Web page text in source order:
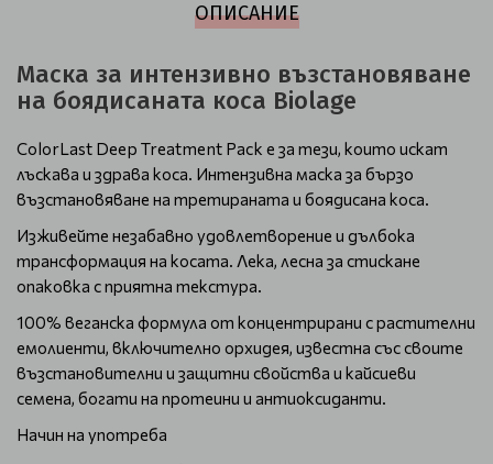
ОПИСАНИЕ
Маска за интензивно възстановяване
на боядисаната коса Biolage
ColorLast Deep Treatment Pack е за тези, които искат
лъскава и здрава коса. Интензивна маска за бързо
възстановяване на третираната и боядисана коса.
Изживейте незабавно удовлетворение и дълбока
трансформация на косата. Лека, лесна за стискане
опаковка с приятна текстура.
100% веганска формула от концентрирани с растителни
емолиенти, включително орхидея, известна със своите
възстановителни и защитни свойства и кайсиеви
семена, богати на протеини и антиоксиданти.
Начин на употреба